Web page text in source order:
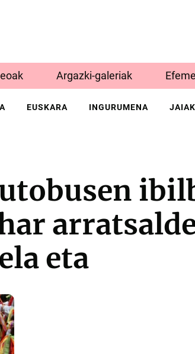
Argazki-galeriak
EUSKARA INGURUMENA JAIAK
eta